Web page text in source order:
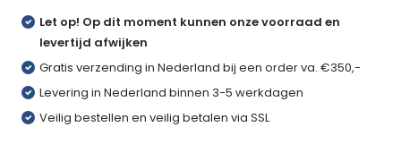
Let op! Op dit moment kunnen onze voorraad en
levertijd afwijken
Gratis verzending in Nederland bij een order va. €350,-
Levering in Nederland binnen 3-5 werkdagen
Veilig bestellen en veilig betalen via SSL